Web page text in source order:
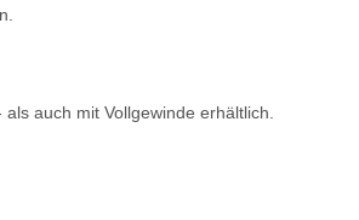
auch mit Vollgewinde erhältlich.